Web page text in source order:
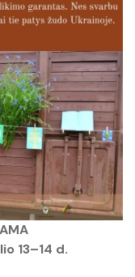
Biržuose"
gidas (PDF)
d.